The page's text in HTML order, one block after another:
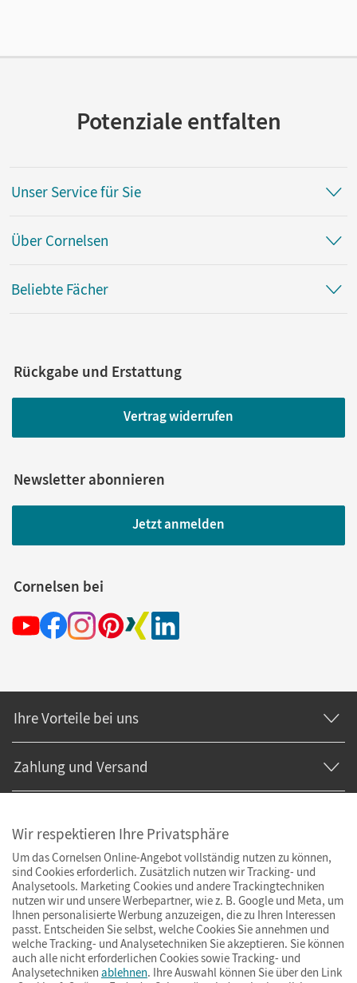
Potenziale entfalten
Unser Service für Sie
Über Cornelsen
Beliebte Fächer
Rückgabe und Erstattung
Vertrag widerrufen
Newsletter abonnieren
Jetzt anmelden
Cornelsen bei
Ihre Vorteile bei uns
Zahlung und Versand
Wir respektieren Ihre Privatsphäre
Um das Cornelsen Online-Angebot vollständig nutzen zu können,
sind Cookies erforderlich. Zusätzlich nutzen wir Tracking- und
Analysetools. Marketing Cookies und andere Trackingtechniken
nutzen wir und unsere Werbepartner, wie z. B. Google und Meta, um
Ihnen personalisierte Werbung anzuzeigen, die zu Ihren Interessen
passt. Entscheiden Sie selbst, welche Cookies Sie annehmen und
welche Tracking- und Analysetechniken Sie akzeptieren. Sie können
auch alle nicht erforderlichen Cookies sowie Tracking- und
Analysetechniken ablehnen. Ihre Auswahl können Sie über den Link